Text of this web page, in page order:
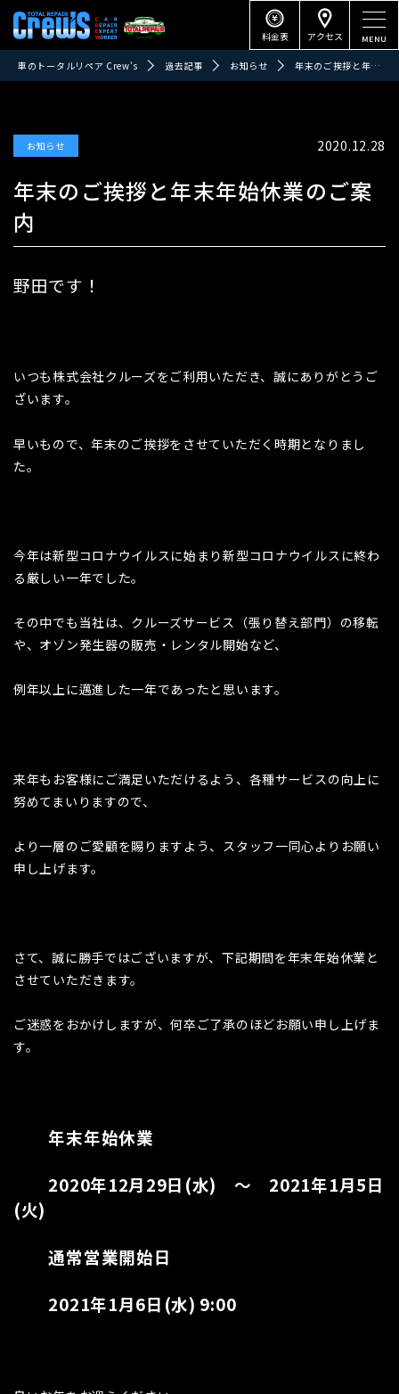
料金表 アクセス
車のトータルリペア Crew's 過去記事 お知らせ 年末のご挨拶と年末年始休業のご案内
お知らせ 2020.12.28
年末のご挨拶と年末年始休業のご案
内
野田です！
いつも株式会社クルーズをご利用いただき、誠にありがとうご
ざいます。
早いもので、年末のご挨拶をさせていただく時期となりまし
た。
今年は新型コロナウイルスに始まり新型コロナウイルスに終わ
る厳しい一年でした。
その中でも当社は、クルーズサービス（張り替え部門）の移転
や、オゾン発生器の販売・レンタル開始など、
例年以上に邁進した一年であったと思います。
来年もお客様にご満足いただけるよう、各種サービスの向上に
努めてまいりますので、
より一層のご愛顧を賜りますよう、スタッフ一同心よりお願い
申し上げます。
さて、誠に勝手ではございますが、下記期間を年末年始休業と
させていただきます。
ご迷惑をおかけしますが、何卒ご了承のほどお願い申し上げま
す。
年末年始休業
2020年12月29日(水) ～ 2021年1月5日
(火)
通常営業開始日
2021年1月6日(水) 9:00